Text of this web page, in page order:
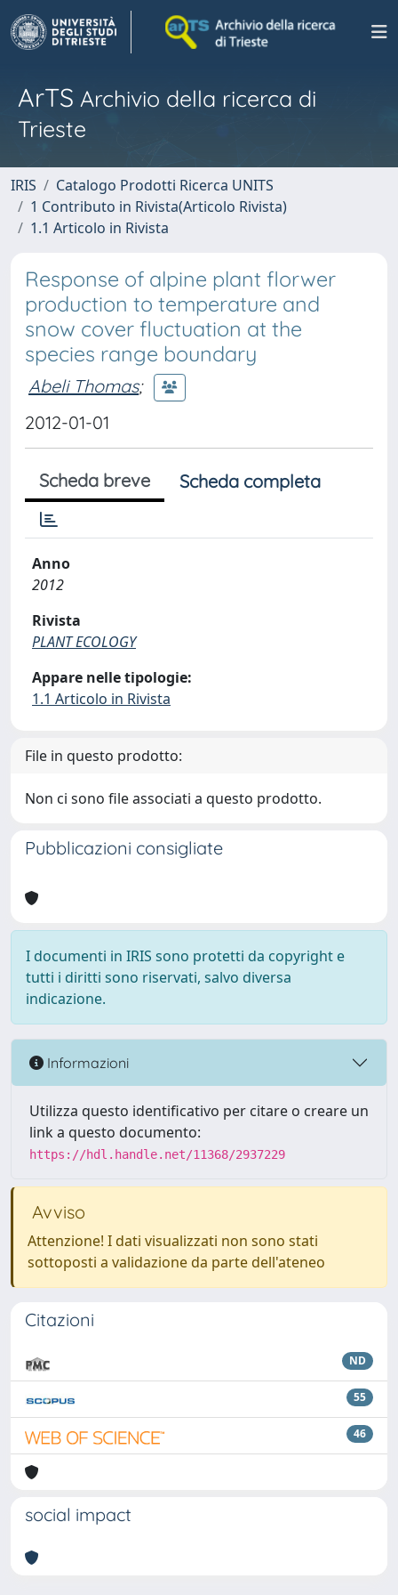
ArTS Archivio della ricerca di
Trieste
IRIS
Catalogo Prodotti Ricerca UNITS
1 Contributo in Rivista(Articolo Rivista)
1.1 Articolo in Rivista
Response of alpine plant florwer
production to temperature and
snow cover fluctuation at the
species range boundary
Abeli Thomas;
2012-01-01
Scheda breve Scheda completa
Anno
2012
Rivista
PLANT ECOLOGY
Appare nelle tipologie:
1.1 Articolo in Rivista
File in questo prodotto:
Non ci sono file associati a questo prodotto.
Pubblicazioni consigliate
I documenti in IRIS sono protetti da copyright e
tutti i diritti sono riservati, salvo diversa
indicazione.
Informazioni
Utilizza questo identificativo per citare o creare un
link a questo documento:
https://hdl.handle.net/11368/2937229
Avviso
Attenzione! I dati visualizzati non sono stati
sottoposti a validazione da parte dell'ateneo
Citazioni
ND
55
46
social impact